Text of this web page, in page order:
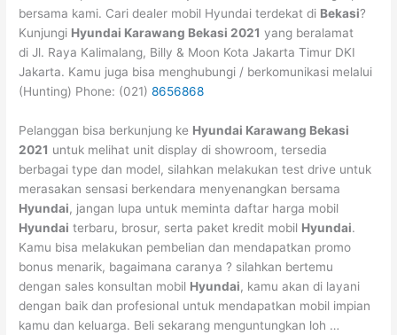
bersama kami. Cari dealer mobil Hyundai terdekat di Bekasi?
Kunjungi Hyundai Karawang Bekasi 2021 yang beralamat
di Jl. Raya Kalimalang, Billy & Moon Kota Jakarta Timur DKI
Jakarta. Kamu juga bisa menghubungi / berkomunikasi melalui
(Hunting) Phone: (021)8656868
Pelanggan bisa berkunjung ke Hyundai Karawang Bekasi
2021 untuk melihat unit display di showroom, tersedia
berbagai type dan model, silahkan melakukan test drive untuk
merasakan sensasi berkendara menyenangkan bersama
Hyundai, jangan lupa untuk meminta daftar harga mobil
Hyundai terbaru, brosur, serta paket kredit mobil Hyundai.
Kamu bisa melakukan pembelian dan mendapatkan promo
bonus menarik, bagaimana caranya ? silahkan bertemu
dengan sales konsultan mobil Hyundai, kamu akan di layani
dengan baik dan profesional untuk mendapatkan mobil impian
kamu dan keluarga. Beli sekarang menguntungkan loh …